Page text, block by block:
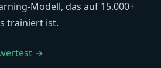
Modell, das auf 15.000+
trainiert ist.
→